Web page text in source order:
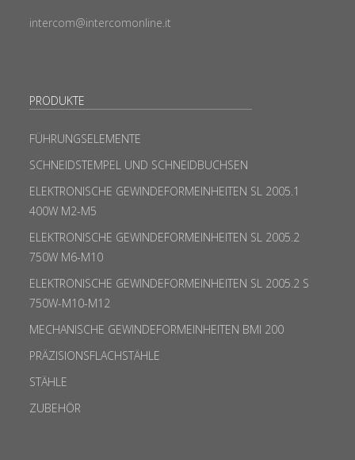
intercom@intercomonline.it
PRODUKTE
FÜHRUNGSELEMENTE
SCHNEIDSTEMPEL UND SCHNEIDBUCHSEN
ELEKTRONISCHE GEWINDEFORMEINHEITEN SL 2005.1
400W M2-M5
ELEKTRONISCHE GEWINDEFORMEINHEITEN SL 2005.2
750W M6-M10
ELEKTRONISCHE GEWINDEFORMEINHEITEN SL 2005.2 S
750W-M10-M12
MECHANISCHE GEWINDEFORMEINHEITEN BMI 200
PRÄZISIONSFLACHSTÄHLE
STÄHLE
ZUBEHÖR